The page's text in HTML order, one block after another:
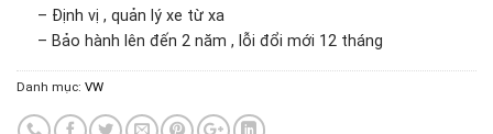
– Định vị , quản lý xe từ xa
– Bảo hành lên đến 2 năm , lỗi đổi mới 12 tháng
Danh mục: VW